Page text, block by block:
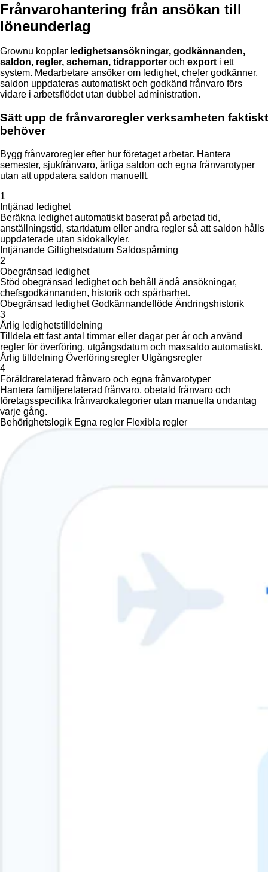
Frånvarohantering från ansökan till
löneunderlag
Grownu kopplar ledighetsansökningar, godkännanden,
saldon, regler, scheman, tidrapporter och exporti ett
system. Medarbetare ansöker om ledighet, chefer godkänner,
saldon uppdateras automatiskt och godkänd frånvaro förs
vidare i arbetsflödet utan dubbel administration.
Sätt upp de frånvaroregler verksamheten faktiskt
behöver
Bygg frånvaroregler efter hur företaget arbetar. Hantera
semester, sjukfrånvaro, årliga saldon och egna frånvarotyper
utan att uppdatera saldon manuellt.
1
Intjänad ledighet
Beräkna ledighet automatiskt baserat på arbetad tid,
anställningstid, startdatum eller andra regler så att saldon hålls
uppdaterade utan sidokalkyler.
Intjänande Giltighetsdatum Saldospårning
2
Obegränsad ledighet
Stöd obegränsad ledighet och behåll ändå ansökningar,
chefsgodkännanden, historik och spårbarhet.
Obegränsad ledighet Godkännandeflöde Ändringshistorik
3
Årlig ledighetstilldelning
Tilldela ett fast antal timmar eller dagar per år och använd
regler för överföring, utgångsdatum och maxsaldo automatiskt.
Årlig tilldelning Överföringsregler Utgångsregler
4
Föräldrarelaterad frånvaro och egna frånvarotyper
Hantera familjerelaterad frånvaro, obetald frånvaro och
företagsspecifika frånvarokategorier utan manuella undantag
varje gång.
Behörighetslogik Egna regler Flexibla regler